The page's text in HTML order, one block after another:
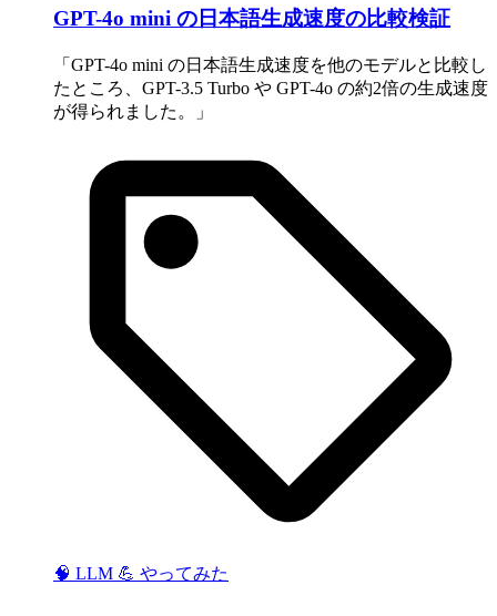
GPT-4o mini の日本語生成速度の比較検証
GPT-4o mini の日本語生成速度を他のモデルと比較し
たところ、GPT-3.5 Turbo や GPT-4o の約2倍の生成速度
が得られました。
🧠 LLM 💪 やってみた